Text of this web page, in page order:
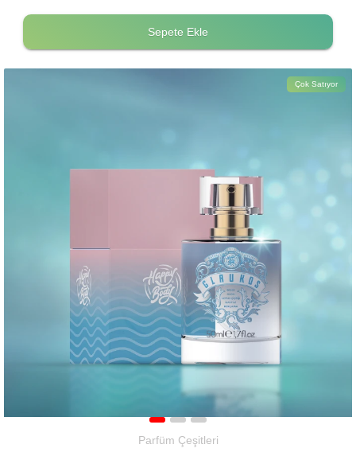
Sepete Ekle
Çok Satıyor
Parfüm Çeşitleri